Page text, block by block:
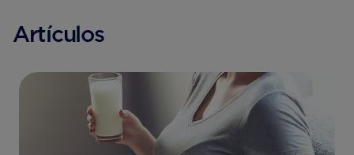
Artículos